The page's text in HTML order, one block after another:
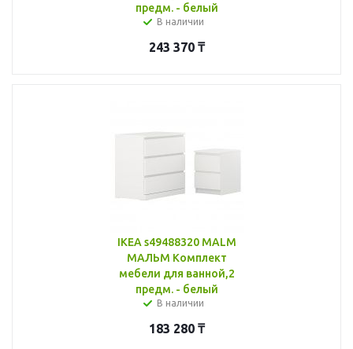
предм. - белый
В наличии
243 370 ₸
IKEA s49488320 MALM
МАЛЬМ Комплект
мебели для ванной,2
предм. - белый
В наличии
183 280 ₸